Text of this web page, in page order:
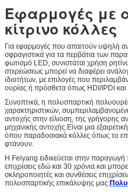
Εφαρμογές με
κίτρινο κόλλες
Για εφαρμογές που απαιτούν υψηλή
σφραγιστικά για τα περβάτια των
φωτισμό LED, συνιστάται χρήση
στερεώσεως μπορεί να διαφέρει
ιδιοτήτων, με επιλογές που
ουρίας ή πρόσθετα όπως HDI/IPDI
Συνοπτικά, η πολυσπαρτική
χαρακτηριστικών,
αντοχής στην είλιοση, της γρήγορης
μηχανικής αντοχής.Είναι μια
όπου παραδοσιακά κόλλες όπως το
φτάνουν.
Η Feiyang ειδικεύεται στην
επιχρίσεις εδώ και 30 χρόνια και
σκληροποιητές και συνθέσεις
πολυσπαρτικής επικάλυψης μας: